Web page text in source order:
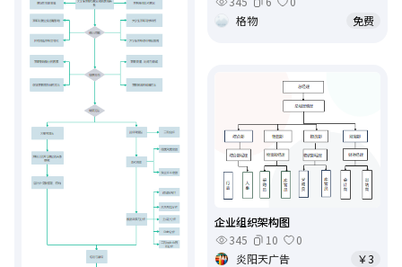
格物
免费
企业组织架构图
345
10
0
炎阳天广告
￥3